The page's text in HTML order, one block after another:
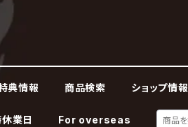
典情報 商品検索 ショップ情報
業日 For overseas